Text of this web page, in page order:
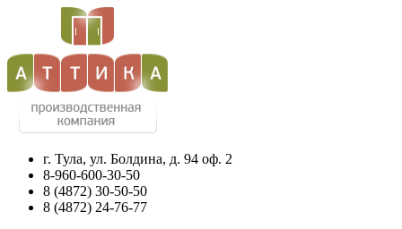
г. Тула, ул. Болдина, д. 94 оф. 2
8-960-600-30-50
8 (4872) 30-50-50
8 (4872) 24-76-77